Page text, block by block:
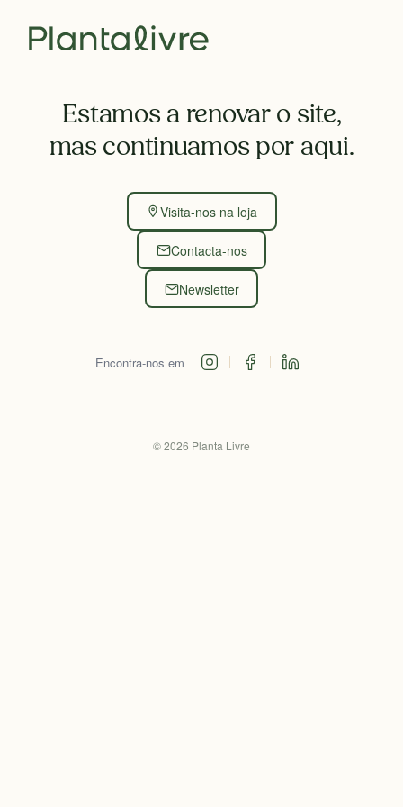
Estamos a renovar o site,
mas continuamos por aqui.
Visita-nos na loja
Contacta-nos
Newsletter
Encontra-nos em
©2026 Planta Livre